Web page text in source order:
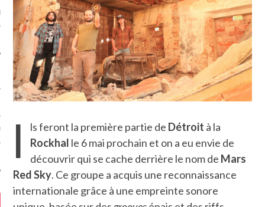
I ls feront la première partie de Détroit à la
Rockhal le 6 mai prochain et on a eu envie de
découvrir qui se cache derrière le nom de Mars
Red Sky. Ce groupe a acquis une reconnaissance
internationale grâce à une empreinte sonore